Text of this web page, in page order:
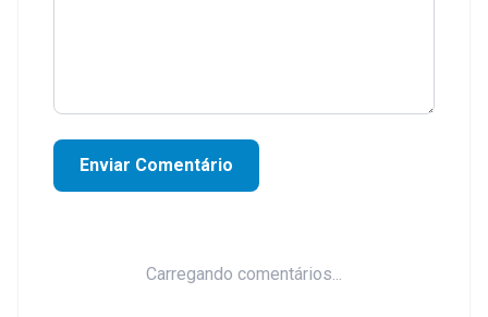
Enviar Comentário
Carregando comentários...